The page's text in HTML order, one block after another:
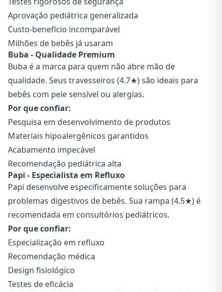
Aprovação pediátrica generalizada
Custo-benefício incomparável
Milhões de bebês já usaram
Buba - Qualidade Premium
Buba é a marca para quem não abre mão de
qualidade. Seus travesseiros (4.7★) são ideais para
bebês com pele sensível ou alergias.
Por que confiar:
Pesquisa em desenvolvimento de produtos
Materiais hipoalergênicos garantidos
Acabamento impecável
Recomendação pediátrica alta
Papi - Especialista em Refluxo
Papi desenvolve especificamente soluções para
problemas digestivos de bebês. Sua rampa (4.5★) é
recomendada em consultórios pediátricos.
Por que confiar:
Especialização em refluxo
Recomendação médica
Design fisiológico
Testes de eficácia